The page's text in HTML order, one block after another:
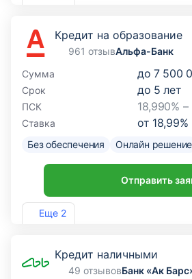
Еще 2
Кредит на образование
961 отзывАльфа-Банк
Сумма
до 7 500
Срок до 5 лет
ПСК 18,990%
Ставка от 18,99%
Без обеспечения Онлайн решение
Отправить
Лиц. №1326
Кредит наличными
49 отзывовБанк «Ак